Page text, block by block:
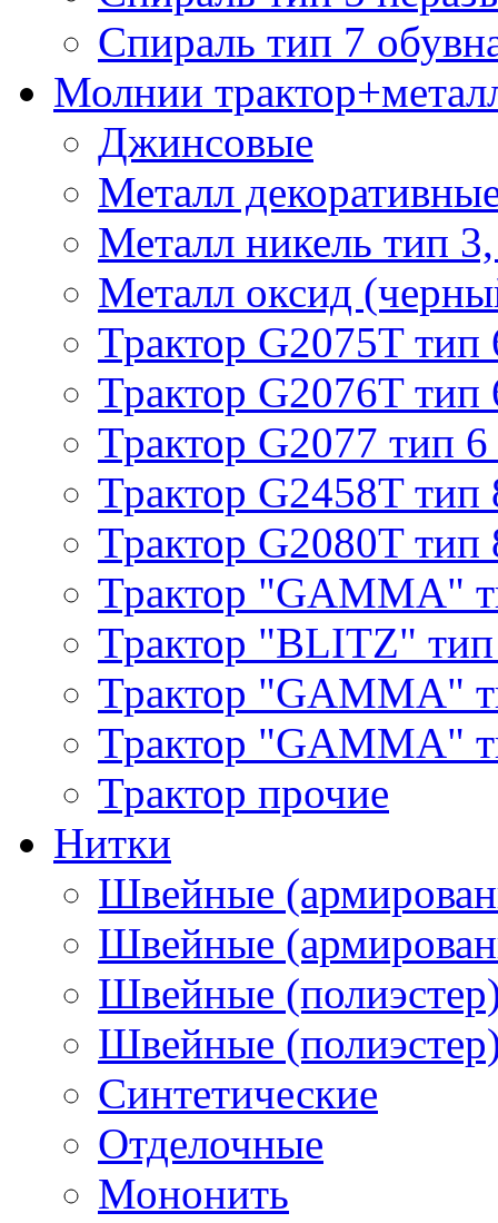
Спираль тип 7
Молнии
Джинсовые
Металл
Металл никель тип
Металл оксид
Трактор G2075T тип
Трактор G2076T тип
Трактор G2077 тип 6
Трактор G2458T тип
Трактор G2080T тип
Трактор "GAMMA"
Трактор "BLITZ"
Трактор "GAMMA"
Трактор "GAMMA"
Трактор прочие
Нитки
Швейные
Швейные
Швейные
Швейные
Синтетические
Отделочные
Мононить